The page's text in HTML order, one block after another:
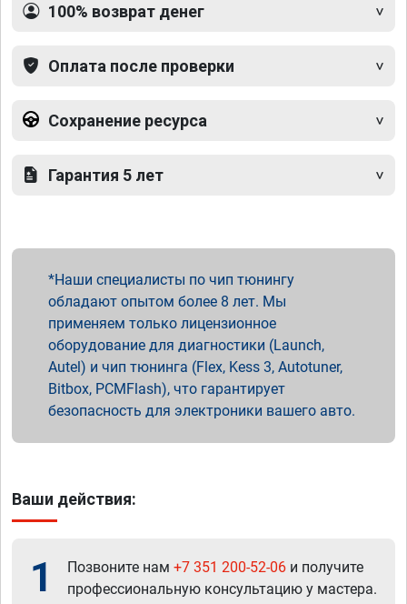
100% возврат денег
Оплата после проверки
Сохранение ресурса
Гарантия 5 лет
Наши специалисты по чип тюнингу
обладают опытом более 8 лет. Мы
применяем только лицензионное
оборудование для диагностики (Launch,
Autel) и чип тюнинга (Flex, Kess 3, Autotuner,
Bitbox, PCMFlash), что гарантирует
безопасность для электроники вашего авто.
Ваши действия:
1 Позвоните нам +7 351 200-52-06 и получите
профессиональную консультацию у мастера.